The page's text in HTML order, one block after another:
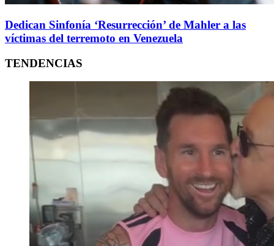
Dedican Sinfonía ‘Resurrección’ de Mahler a las
víctimas del terremoto en Venezuela
TENDENCIAS